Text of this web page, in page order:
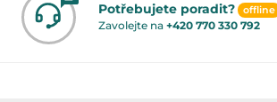
Potřebujete poradit? offline
Zavolejte na +420 770 330 792